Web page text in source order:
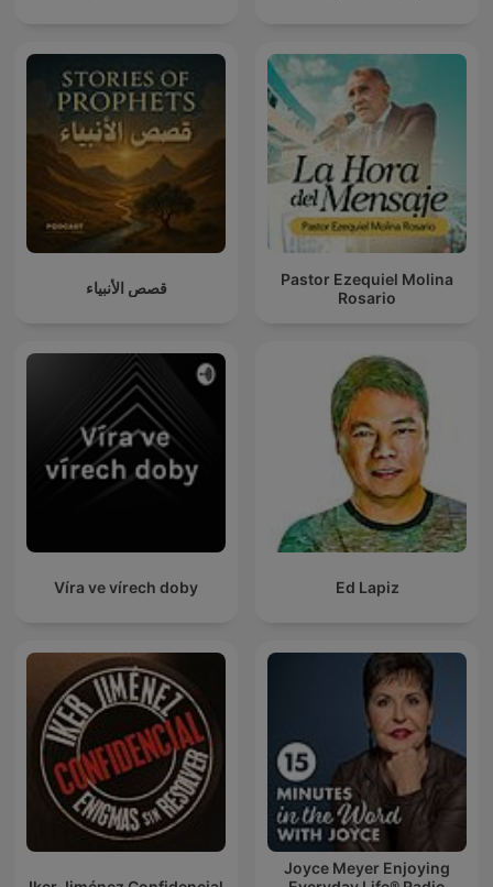
قصص الأنبياء
Pastor Ezequiel Molina
Rosario
Víra ve vírech doby Ed Lapiz
Joyce Meyer Enjoying